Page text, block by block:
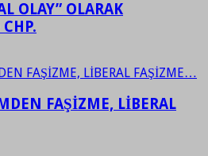
OLAY” OLARAK
FAŞİZME, LİBERAL